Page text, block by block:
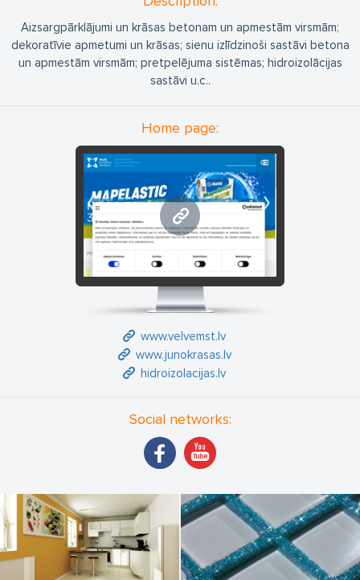
Aizsargpārklājumi un krāsas betonam un apmestām virsmām;
dekoratīvie apmetumi un krāsas; sienu izlīdzinoši sastāvi betona
un apmestām virsmām; pretpelējuma sistēmas; hidroizolācijas
sastāvi u.c..
Home page:
www.velvemst.lv
www.velvemst.lv
www.junokrasas.lv
hidroizolacijas.lv
Social networks: